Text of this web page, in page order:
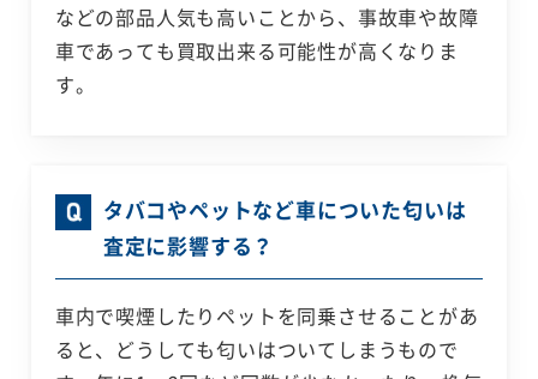
などの部品人気も高いことから、事故車や故障
車であっても買取出来る可能性が高くなりま
す。
タバコやペットなど車についた匂いは
査定に影響する？
車内で喫煙したりペットを同乗させることがあ
ると、どうしても匂いはついてしまうもので